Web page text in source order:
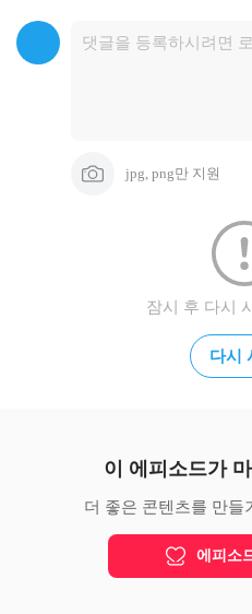
리말 달인!
jpg, png만 지원
잠시 후 다시
다시
이 에피소드가
더 좋은 콘텐츠를 만들
에피소